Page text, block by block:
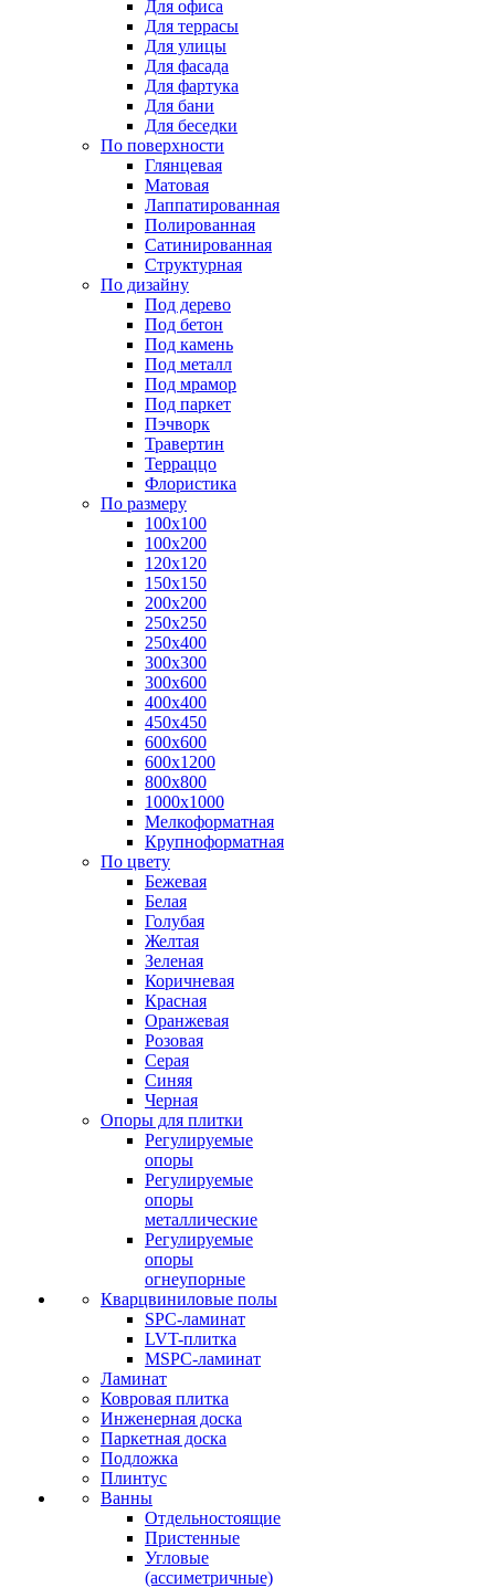
Для офиса
Для террасы
Для улицы
Для фасада
Для фартука
Для бани
Для беседки
По поверхности
Глянцевая
Матовая
Лаппатированная
Полированная
Сатинированная
Структурная
По дизайну
Под дерево
Под бетон
Под камень
Под металл
Под мрамор
Под паркет
Пэчворк
Травертин
Терраццо
Флористика
По размеру
100х100
100х200
120х120
150х150
200х200
250х250
250х400
300х300
300х600
400х400
450х450
600х600
600х1200
800х800
1000х1000
Мелкоформатная
Крупноформатная
По цвету
Бежевая
Белая
Голубая
Желтая
Зеленая
Коричневая
Красная
Оранжевая
Розовая
Серая
Синяя
Черная
Опоры для плитки
Регулируемые
опоры
Регулируемые
опоры
металлические
Регулируемые
опоры
огнеупорные
Кварцвиниловые полы
SPC-ламинат
LVT-плитка
MSPC-ламинат
Ламинат
Ковровая плитка
Инженерная доска
Паркетная доска
Подложка
Плинтус
Ванны
Отдельностоящие
Пристенные
Угловые
(ассиметричные)